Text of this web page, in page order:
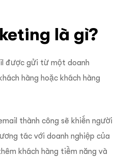
là gì?
được gửi từ một doanh
hàng hoặc khách hàng
thành công sẽ khiến người
tác với doanh nghiệp của
khách hàng tiềm năng và